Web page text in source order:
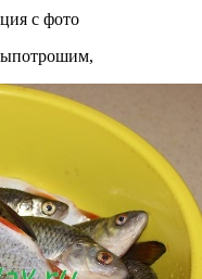
с фото